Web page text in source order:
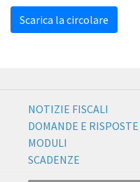
Scarica la circolare
NOTIZIE FISCALI
DOMANDE E RISPOSTE
MODULI
SCADENZE